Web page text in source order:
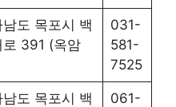
남도 목포시 백
로 391 (옥암
031-
581-
7525
남도 목포시 백
061-